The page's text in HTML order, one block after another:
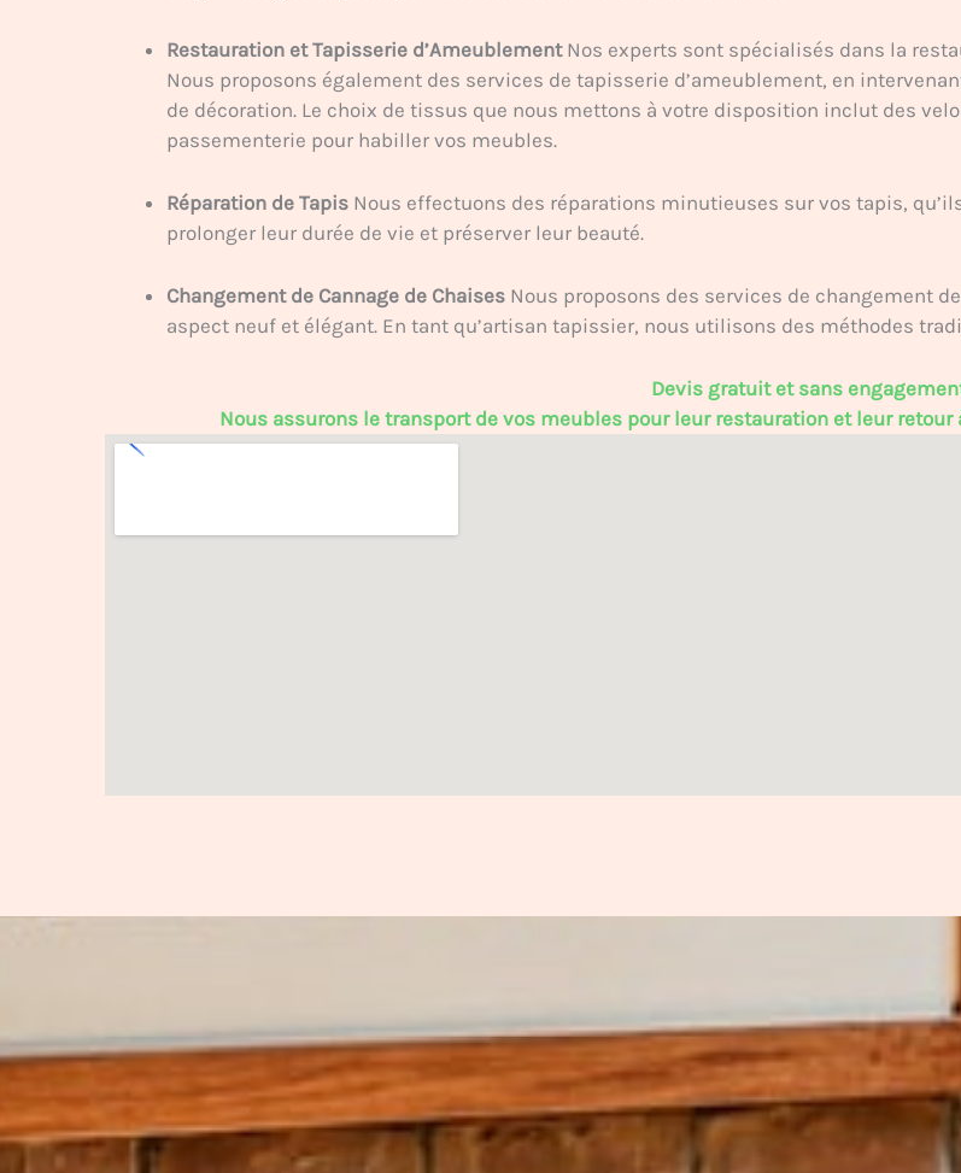
Restauration et Tapisserie d’AmeublementNos experts sont spécialisés dans la
Nous proposons également des services de tapisserie d’ameublement, en
de décoration. Le choix de tissus que nous mettons à votre disposition inclut des
passementerie pour habiller vos meubles.
Réparation de Tapis Nous effectuons des réparations minutieuses sur vos tapis,
prolonger leur durée de vie et préserver leur beauté.
Changement de Cannage de Chaises Nous proposons des services de changement
aspect neuf et élégant. En tant qu’artisan tapissier, nous utilisons des méthodes
Devis gratuit et sans
Nous assurons le transport de vos meubles pour leur restauration et leur retour